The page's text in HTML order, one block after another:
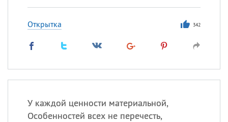
Открытка 342
У каждой ценности материальной,
Особенностей всех не перечесть,